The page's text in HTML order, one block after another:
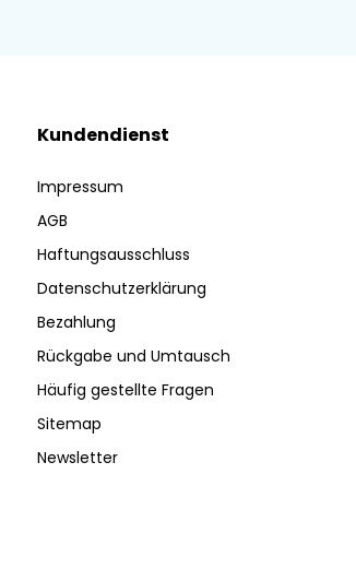
Kundendienst
Impressum
AGB
Haftungsausschluss
Datenschutzerklärung
Bezahlung
Rückgabe und Umtausch
Häufig gestellte Fragen
Sitemap
Newsletter